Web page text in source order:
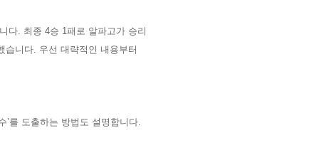
다. 최종 4승 1패로 알파고가 승리
습니다. 우선 대략적인 내용부터
’를 도출하는 방법도 설명합니다.